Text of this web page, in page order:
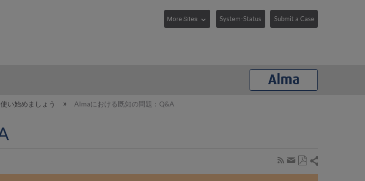
System-Status Submit a Case
い始めましょう Almaにおける既知の問題：Q&A
Subscribe
by
Share
page Share